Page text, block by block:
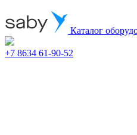
Каталог
+7 8634 61-90-52